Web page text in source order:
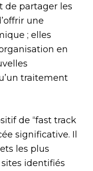
partager les
une
; elles
en
traitement
de “fast track
significative. Il
les plus
identifiés